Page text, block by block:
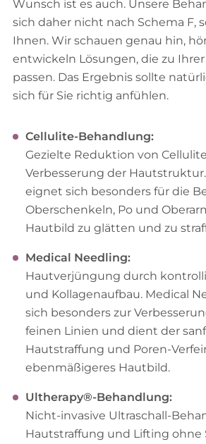
Wunsch ist es auch. Unsere
sich daher nicht nach Schema F,
Ihnen. Wir schauen genau hin,
entwickeln Lösungen, die zu
passen. Das Ergebnis sollte
sich für Sie richtig anfühlen.
Cellulite-Behandlung:
Gezielte Reduktion von
Verbesserung der
eignet sich besonders für die
Oberschenkeln, Po und
Hautbild zu glätten und zu
Medical Needling:
Hautverjüngung durch
und Kollagenaufbau. Medical
sich besonders zur
feinen Linien und dient der
Hautstraffung und Poren-
ebenmäßigeres Hautbild.
Ultherapy®-Behandlung:
Nicht-invasive Ultraschall-
Hautstraffung und Lifting ohne